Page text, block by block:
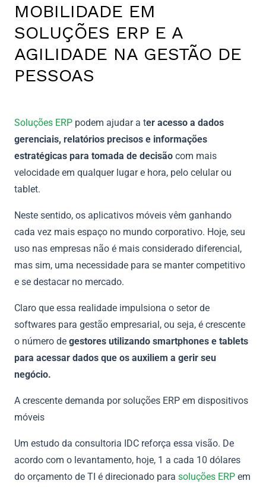
MOBILIDADE EM
SOLUÇÕES ERP E A
AGILIDADE NA GESTÃO DE
PESSOAS
Soluções ERP podem ajudar a ter acesso a dados
gerenciais, relatórios precisos e informações
estratégicas para tomada de decisão com mais
velocidade em qualquer lugar e hora, pelo celular ou
tablet.
Neste sentido, os aplicativos móveis vêm ganhando
cada vez mais espaço no mundo corporativo. Hoje, seu
uso nas empresas não é mais considerado diferencial,
mas sim, uma necessidade para se manter competitivo
e se destacar no mercado.
Claro que essa realidade impulsiona o setor de
softwares para gestão empresarial, ou seja, é crescente
o número de gestores utilizando smartphones e tablets
para acessar dados que os auxiliem a gerir seu
negócio.
A crescente demanda por soluções ERP em dispositivos
móveis
Um estudo da consultoria IDC reforça essa visão. De
acordo com o levantamento, hoje, 1 a cada 10 dólares
do orçamento de TI é direcionado para soluções ERP em